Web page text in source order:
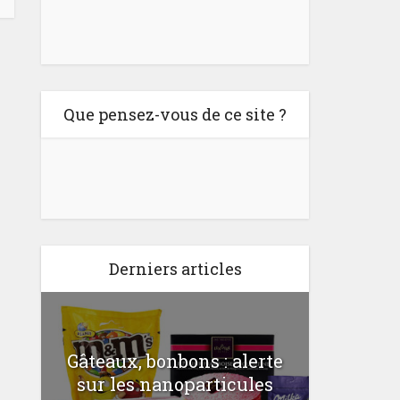
Que pensez-vous de ce site ?
Derniers articles
Gâteaux, bonbons : alerte
sur les nanoparticules